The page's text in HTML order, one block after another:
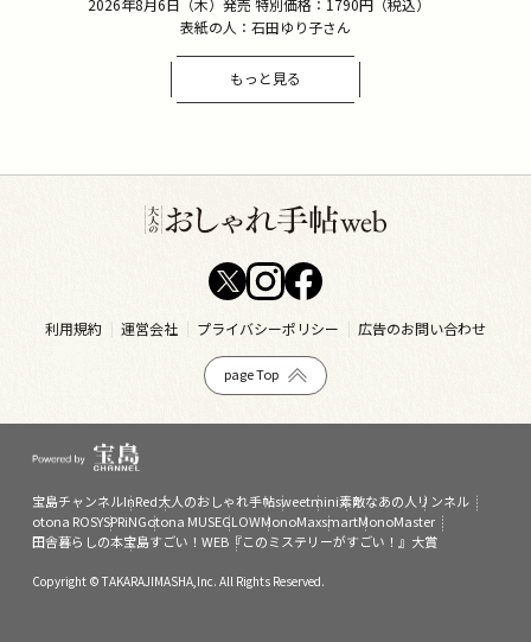
表紙の人：石田ゆり子さん
もっと見る
利用規約 運営会社 プライバシーポリシー 広告のお問い合わせ
page Top
宝島チャンネルInRed大人のおしゃれ手帖sweetmini素敵なあの人 リンネル
otona ROSYSPRiNGotona MUSEGLOWMonoMaxsmartMonoMaster
田舎暮らしの本宝島すごい！WEB『このミステリーがすごい！』大賞
Copyright © TAKARAJIMASHA,Inc. All Rights Reserved.